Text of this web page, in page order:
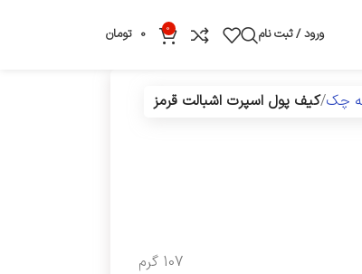
ورود / ثبت نام 0
0 تومان
چک کیف پول اسپرت اشبالت قرمز
107 گرم